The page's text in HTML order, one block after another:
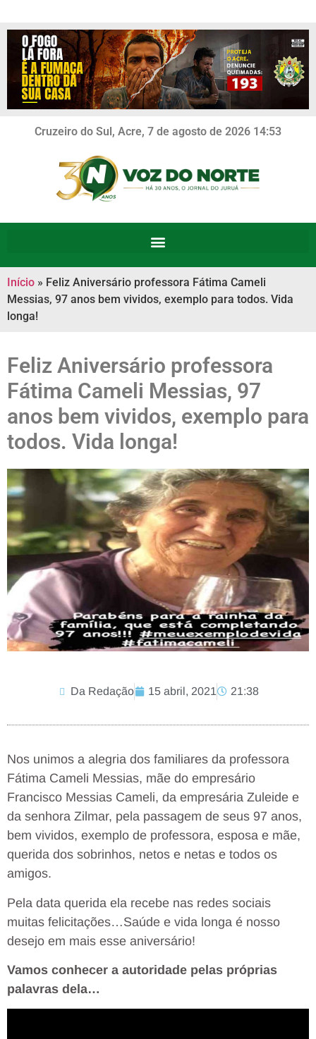
Cruzeiro do Sul, Acre, 7 de agosto de 2026 14:53
Início » Feliz Aniversário professora Fátima Cameli
Messias, 97 anos bem vividos, exemplo para todos. Vida
longa!
Feliz Aniversário professora
Fátima Cameli Messias, 97
anos bem vividos, exemplo para
todos. Vida longa!
Da Redação 15 abril, 2021 21:38
Nos unimos a alegria dos familiares da professora
Fátima Cameli Messias, mãe do empresário
Francisco Messias Cameli, da empresária Zuleide e
da senhora Zilmar, pela passagem de seus 97 anos,
bem vividos, exemplo de professora, esposa e mãe,
querida dos sobrinhos, netos e netas e todos os
amigos.
Pela data querida ela recebe nas redes sociais
muitas felicitações…Saúde e vida longa é nosso
desejo em mais esse aniversário!
Vamos conhecer a autoridade pelas próprias
palavras dela…